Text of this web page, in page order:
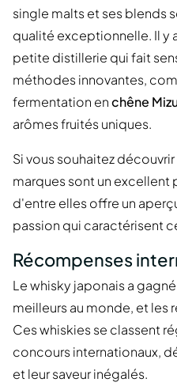
single malts et ses blends
qualité exceptionnelle. Il y
petite distillerie qui fait
méthodes innovantes,
fermentation enchêne
arômes fruités uniques.
Si vous souhaitez
marques sont un
d'entre elles offre un
passion qui caractérisent
Récompenses
Le whisky japonais a
meilleurs au monde, et les
Ces whiskies se classent
concours internationaux,
et leur saveur inégalés.